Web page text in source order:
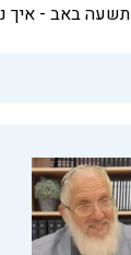
תשעה באב - איך